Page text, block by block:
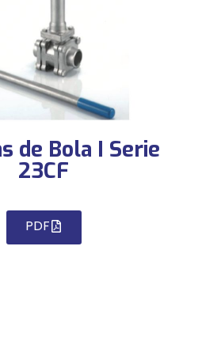
de Bola I Serie
23CF
PDF